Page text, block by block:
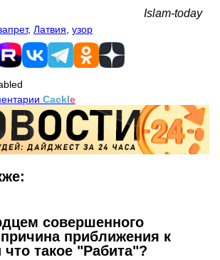
Islam-today
, Латвия узор
Cackle
совершенного
приближения к
такое "Рабита"?